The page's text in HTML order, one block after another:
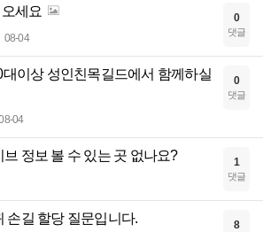
세요
08-04
0
댓글
이상 성인친목길드에서 함께하실
04
0
댓글
정보 볼 수 있는 곳 없나요? 1
댓글
손길 할당 질문입니다. 8